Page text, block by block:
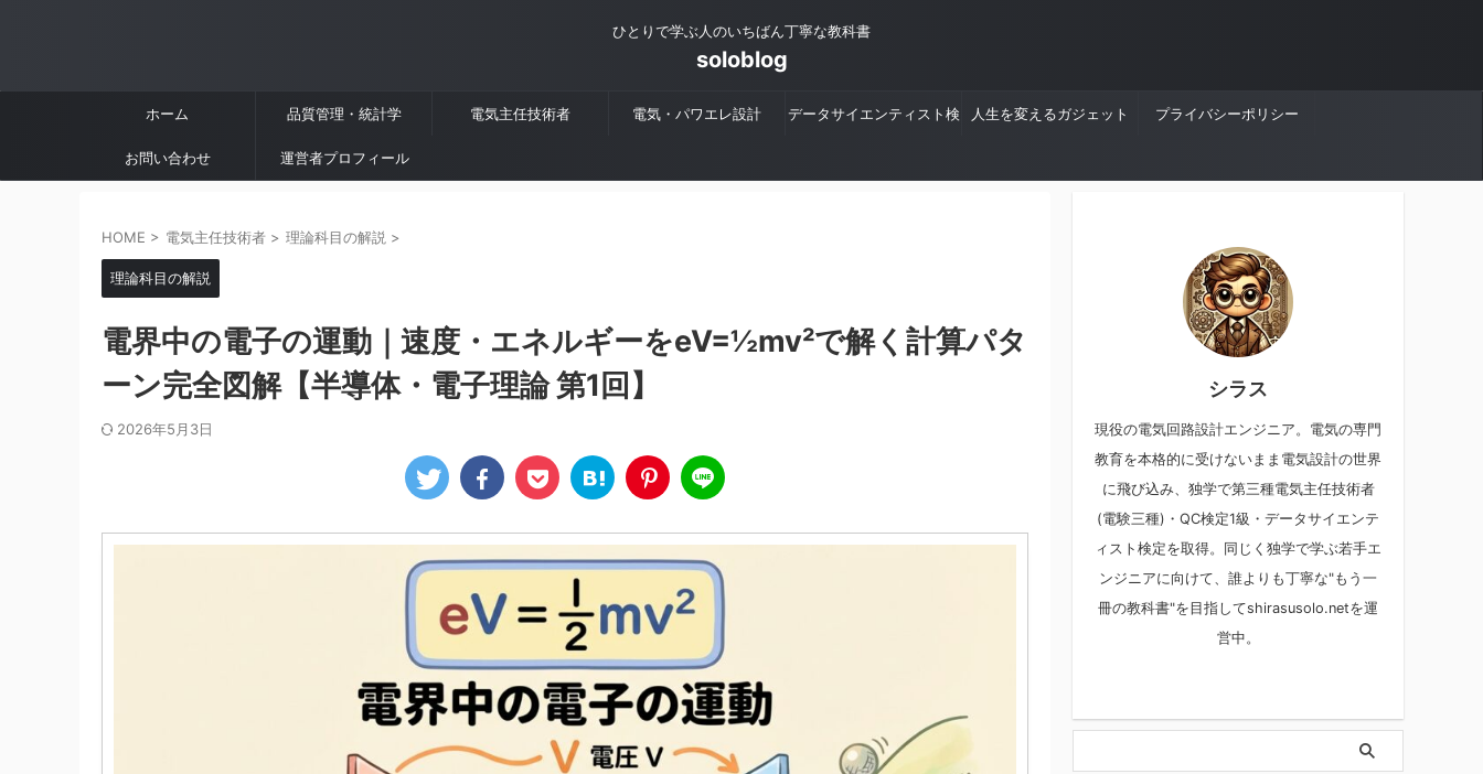
ひとりで学ぶ人のいちばん丁寧な教科書
soloblog
ホーム 品質管理・統計学 電気主任技術者 電気・パワエレ設計 データサイエンティスト検 人生を変えるガジェット プライバシーポリシー
お問い合わせ 運営者プロフィール
HOME > 電気主任技術者 > 理論科目の解説 >
理論科目の解説
電界中の電子の運動｜速度・エネルギーをeV=½mv²で解く計算パタ
ーン完全図解【半導体・電子理論 第1回】
2026年5月3日
シラス
現役の電気回路設計エンジニア。電気の専門
教育を本格的に受けないまま電気設計の世界
に飛び込み、独学で第三種電気主任技術者
(電験三種)・QC検定1級・データサイエンテ
ィスト検定を取得。同じく独学で学ぶ若手エ
ンジニアに向けて、誰よりも丁寧な"もう一
冊の教科書"を目指してshirasusolo.netを運
営中。